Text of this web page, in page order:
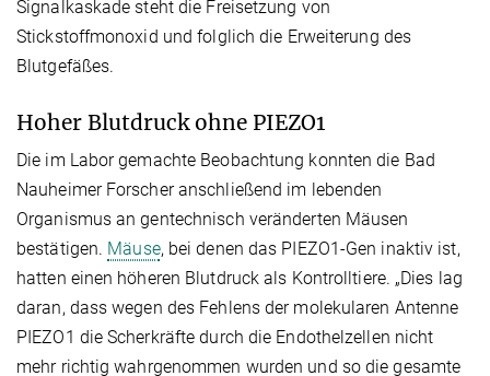
Signalkaskade steht die Freisetzung von
Stickstoffmonoxid und folglich die Erweiterung des
Blutgefäßes.
Hoher Blutdruck ohne PIEZO1
Die im Labor gemachte Beobachtung konnten die Bad
Nauheimer Forscher anschließend im lebenden
Organismus an gentechnisch veränderten Mäusen
bestätigen. Mäuse, bei denen das PIEZO1-Gen inaktiv ist,
hatten einen höheren Blutdruck als Kontrolltiere. „Dies lag
daran, dass wegen des Fehlens der molekularen Antenne
PIEZO1 die Scherkräfte durch die Endothelzellen nicht
mehr richtig wahrgenommen wurden und so die gesamte